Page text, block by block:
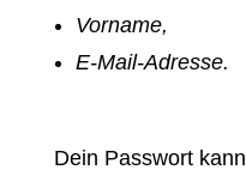
Vorname,
E-Mail-Adresse.
Dein Passwort